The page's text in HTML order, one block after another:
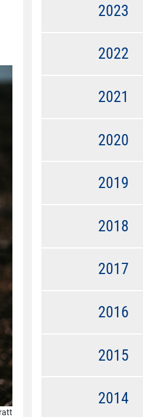
2023
2022
2021
2020
2019
2018
2017
2016
2015
2014